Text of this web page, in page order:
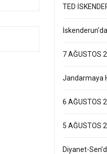
KABLOLARINI
TED
7 AĞUSTOS
Jandarmaya
6 AĞUSTOS
5 AĞUSTOS
Diyanet-